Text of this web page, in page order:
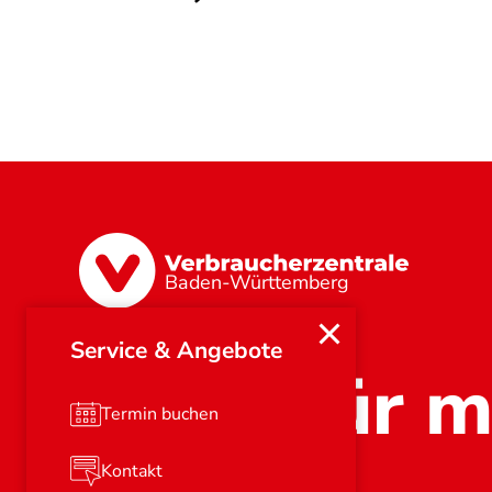
Service & Angebote
Termin buchen
Kontakt
Baden-Württemberg
Stark für